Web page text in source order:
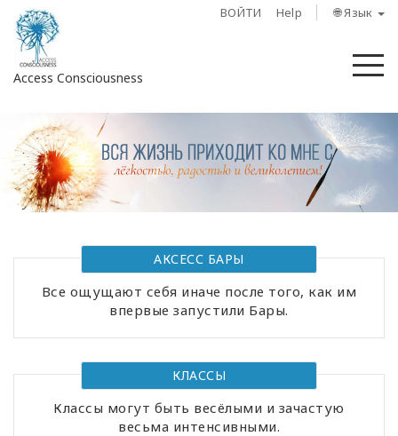
ВОЙТИ Help 🌐 Язык
Access Consciousness
Войти
в
свою
учетную
запись
О
Bars
АКСЕСС БАРЫ
Все ощущают себя иначе после того, как им
впервые запустили Бары.
КЛАССЫ
Классы могут быть весёлыми и зачастую
весьма интенсивными.